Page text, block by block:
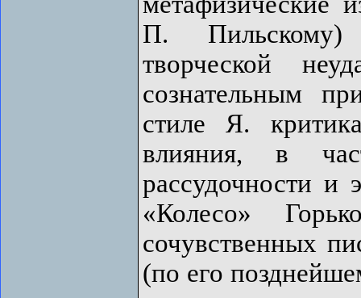
П. Пильскому)
творческой
сознательным
стиле Я.
влияния, в
рассудочности и
«Колесо»
сочувственных
(по его